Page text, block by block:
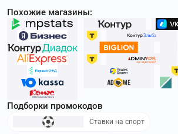
Похожие магазины:
Подборки промокодов
Ставки на спорт